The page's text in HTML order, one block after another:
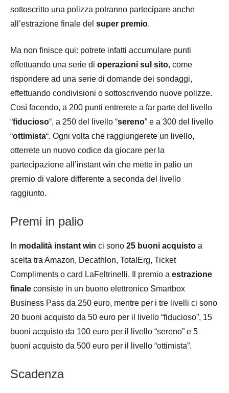
sottoscritto una polizza potranno partecipare anche
all’estrazione finale del super premio.
Ma non finisce qui: potrete infatti accumulare punti
effettuando una serie di operazioni sul sito, come
rispondere ad una serie di domande dei sondaggi,
effettuando condivisioni o sottoscrivendo nuove polizze.
Così facendo, a 200 punti entrerete a far parte del livello
“fiducioso“, a 250 del livello “sereno” e a 300 del livello
“ottimista“. Ogni volta che raggiungerete un livello,
otterrete un nuovo codice da giocare per la
partecipazione all’instant win che mette in palio un
premio di valore differente a seconda del livello
raggiunto.
Premi in palio
In modalità instant win ci sono 25 buoni acquisto a
scelta tra Amazon, Decathlon, TotalErg, Ticket
Compliments o card LaFeltrinelli. Il premio a estrazione
finale consiste in un buono elettronico Smartbox
Business Pass da 250 euro, mentre per i tre livelli ci sono
20 buoni acquisto da 50 euro per il livello “fiducioso”, 15
buoni acquisto da 100 euro per il livello “sereno” e 5
buoni acquisto da 500 euro per il livello “ottimista”.
Scadenza